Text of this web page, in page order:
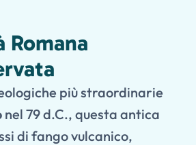
Romana
più straordinarie
nel 79 d.C., questa antica
di fango vulcanico,